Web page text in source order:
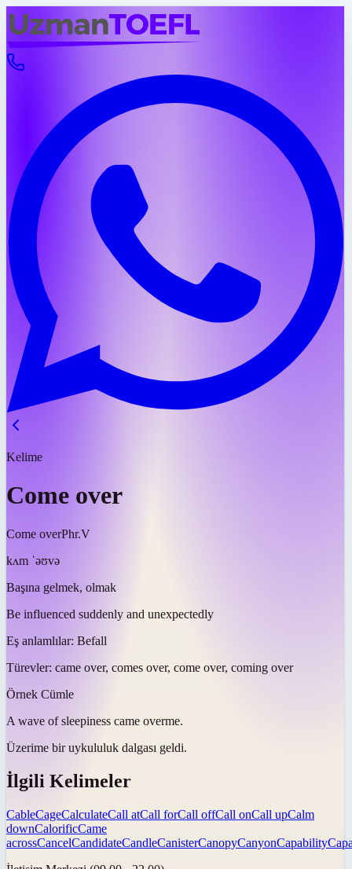
Kelime
Come over
Come overPhr.V
kʌm ˈəʊvə
Başına gelmek, olmak
Be influenced suddenly and unexpectedly
Eş anlamlılar: Befall
Türevler: came over, comes over, come over, coming over
Örnek Cümle
A wave of sleepiness came overme.
Üzerime bir uykululuk dalgası geldi.
İlgili Kelimeler
CableCageCalculateCall atCall forCall offCall onCall upCalm
downCalorificCame
acrossCancelCandidateCandleCanisterCanopyCanyonCapability